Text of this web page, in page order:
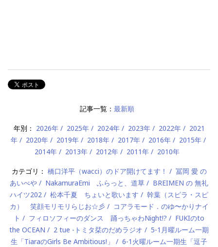
記事一覧： 最新順
年別： 2026年 2025年 2024年 2023年 2022年
2021
年
2020年 2019年 2018年 2017年 2016年
2015年
2014年
2013年 2012年 2011年 2010年
カテゴリ： 橋口洋平（wacci）のドア開けてます！
冨岡 愛 の
あいべや
NakamuraEmi ふらっと、道草
BREIMEN の 無礼
ハイツ202
松本千夏 ちょいと歌います
幹葉（スピラ・スピ
カ） 笑顔モリモリらじお☆彡
コアラモード．のゆ〜かりナイ
ト
フィロソフィーのダンス 踊っちゃわNight!?
FUKIのto
the OCEAN
2 tue -トミタ栞のだめラジオ
5-1月曜ルーム一期
生「TiaraのGirls Be Ambitious!」
6-1火曜ルーム一期生「逗子